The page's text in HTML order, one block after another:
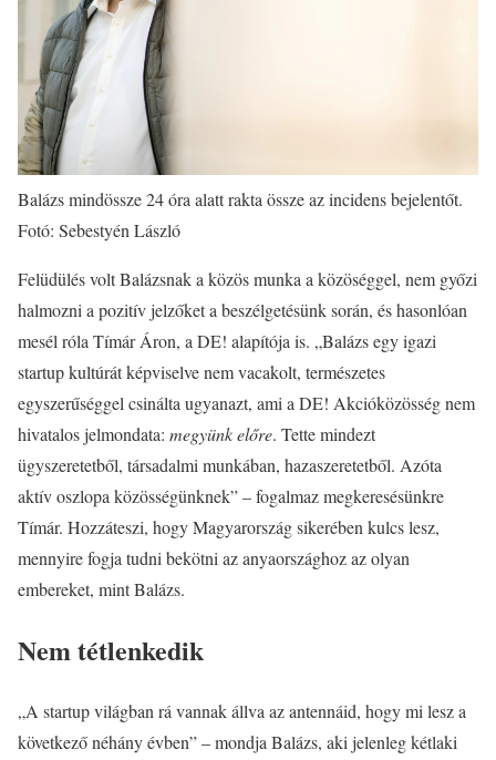
Balázs mindössze 24 óra alatt rakta össze az incidens bejelentőt.
Fotó: Sebestyén László
Felüdülés volt Balázsnak a közös munka a közöséggel, nem győzi
halmozni a pozitív jelzőket a beszélgetésünk során, és hasonlóan
mesél róla Tímár Áron, a DE! alapítója is. „Balázs egy igazi
startup kultúrát képviselve nem vacakolt, természetes
egyszerűséggel csinálta ugyanazt, ami a DE! Akcióközösség nem
hivatalos jelmondata: megyünk előre. Tette mindezt
ügyszeretetből, társadalmi munkában, hazaszeretetből. Azóta
aktív oszlopa közösségünknek” – fogalmaz megkeresésünkre
Tímár. Hozzáteszi, hogy Magyarország sikerében kulcs lesz,
mennyire fogja tudni bekötni az anyaországhoz az olyan
embereket, mint Balázs.
Nem tétlenkedik
„A startup világban rá vannak állva az antennáid, hogy mi lesz a
következő néhány évben” – mondja Balázs, aki jelenleg kétlaki